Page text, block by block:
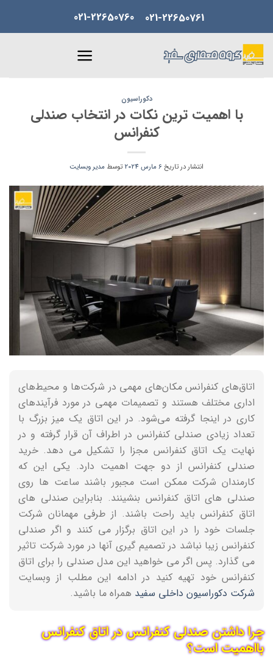
content
021-22650760 021-22650761
دکوراسیون
با اهمیت ترین نکات در انتخاب صندلی
کنفرانس
انتشار در تاریخ 6 مارس 2024 توسط مدیر وبسایت
اتاق‌های کنفرانس مکان‌های مهمی در شرکت‌ها و محیط‌های
اداری مختلف هستند و تصمیمات مهمی در مورد فرآیندهای
کاری در اینجا گرفته می‌شود. در این اتاق یک میز بزرگ با
تعداد زیادی صندلی کنفرانس در اطراف آن قرار گرفته و در
نهایت یک اتاق کنفرانس مجزا را تشکیل می دهد. خرید
صندلی کنفرانس از دو جهت اهمیت دارد. یکی این که
کارمندان شرکت ممکن است مجبور باشند ساعت ها روی
صندلی های اتاق کنفرانس بنشینند. بنابراین صندلی های
اتاق کنفرانس باید راحت باشند. از طرفی مهمانان شرکت
جلسات خود را در این اتاق برگزار می کنند و اگر صندلی
کنفرانس زیبا نباشد در تصمیم گیری آنها در مورد شرکت تاثیر
می گذارد. پس اگر می خواهید این مدل صندلی را برای اتاق
کنفرانس خود تهیه کنید در ادامه این مطلب از وبسایت
شرکت دکوراسیون داخلی سفید همراه ما باشید.
چرا داشتن صندلی کنفرانس در اتاق کنفرانس
بااهمیت است؟